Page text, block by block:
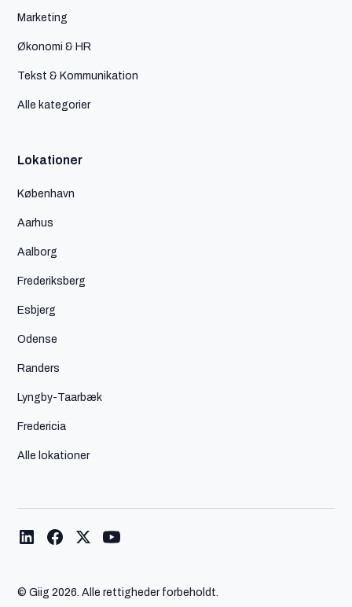
Marketing
Økonomi & HR
Tekst & Kommunikation
Alle kategorier
Lokationer
København
Aarhus
Aalborg
Frederiksberg
Esbjerg
Odense
Randers
Lyngby-Taarbæk
Fredericia
Alle lokationer
© Giig2026. Alle rettigheder forbeholdt.